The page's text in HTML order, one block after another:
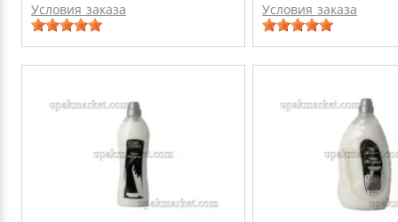
Условия заказа Условия заказа